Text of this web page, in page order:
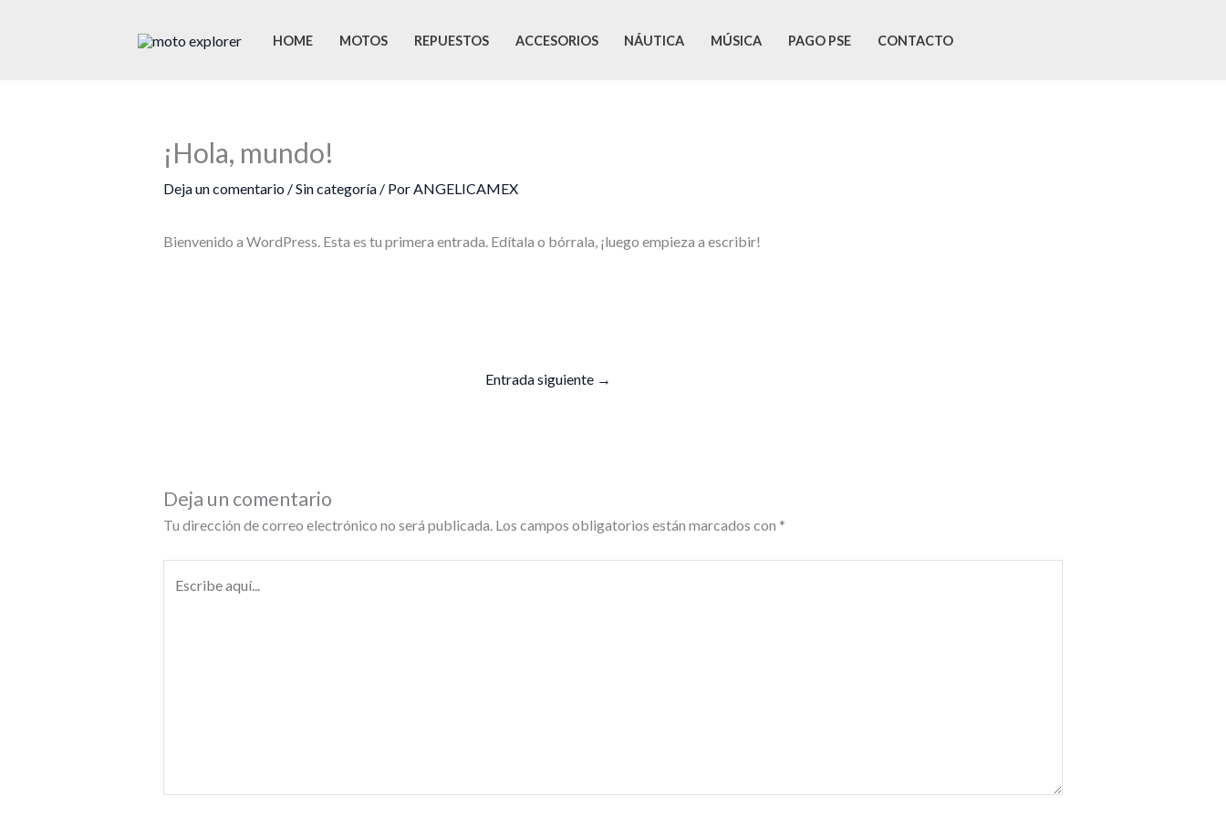
HOME MOTOS REPUESTOS ACCESORIOS NÁUTICA MÚSICA PAGO PSE CONTACTO
¡Hola, mundo!
Deja un comentario /Sin categoría/ PorANGELICAMEX
Bienvenido a WordPress. Esta es tu primera entrada. Edítala o bórrala, ¡luego empieza a escribir!
Entrada siguiente →
Deja un comentario
Tu dirección de correo electrónico no será publicada. Los campos obligatorios están marcados con *